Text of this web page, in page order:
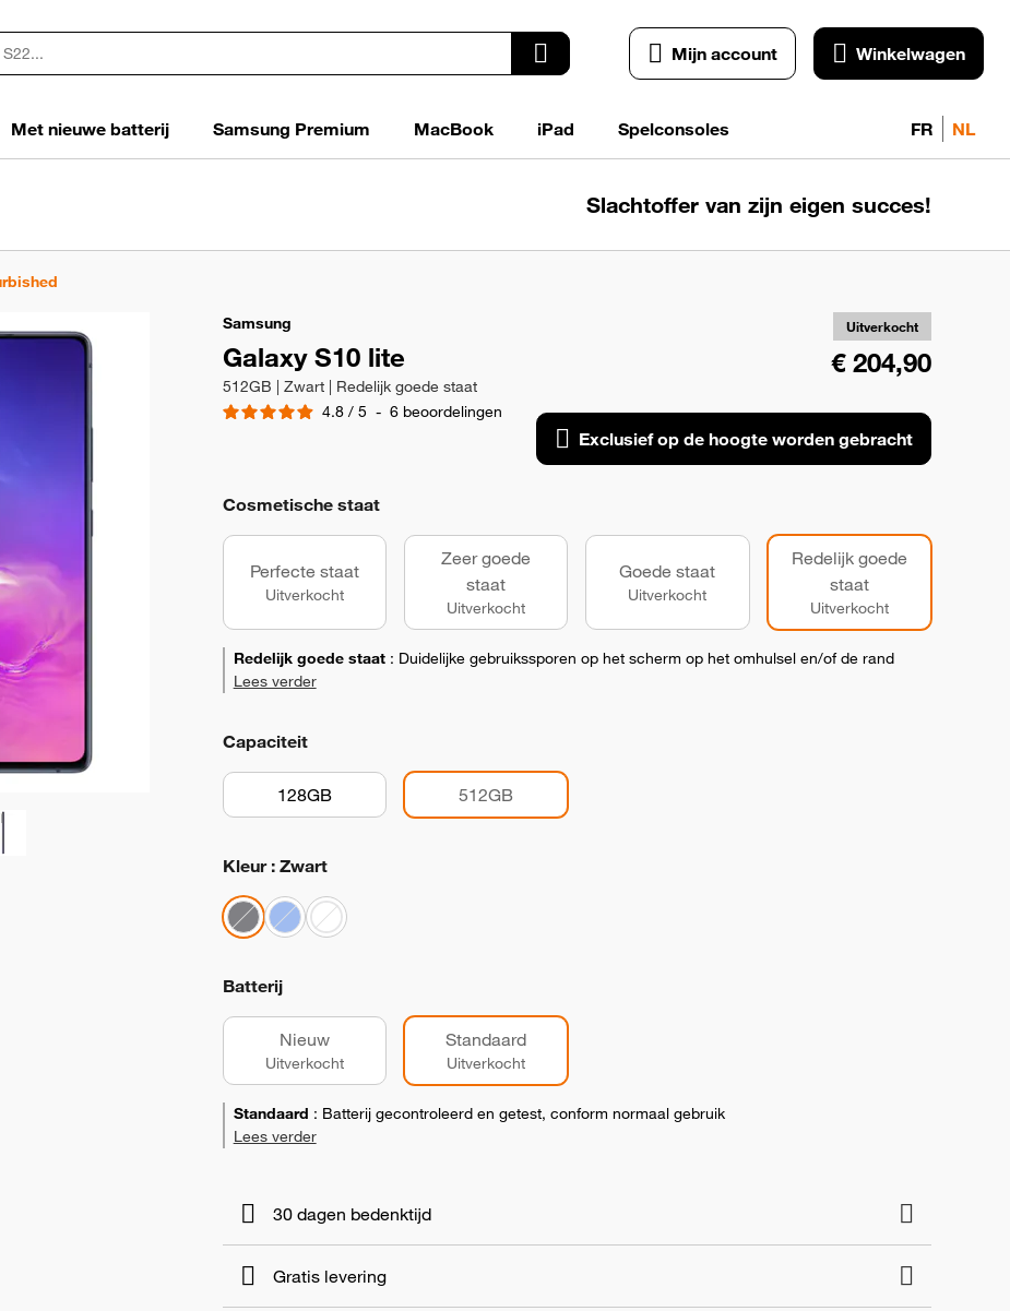
Mijn account Winkelwagen
Met nieuwe batterij Samsung Premium MacBook iPad Spelconsoles FR NL
Slachtoffer van zijn eigen succes!
Samsung
Galaxy S10 lite
512GB | Zwart | Redelijk goede staat
4.8 / 5 - 6 beoordelingen
Uitverkocht
€ 204,90
Exclusief op de hoogte worden gebracht
Cosmetische staat
Perfecte staat
Uitverkocht
Zeer goede
staat
Uitverkocht
Goede staat
Uitverkocht
Redelijk goede
staat
Uitverkocht
Redelijk goede staat: Duidelijke gebruikssporen op het scherm op het omhulsel en/of de rand
Lees verder
Capaciteit
128GB 512GB
Kleur : Zwart
Batterij
Nieuw
Uitverkocht
Standaard
Uitverkocht
Standaard : Batterij gecontroleerd en getest, conform normaal gebruik
Lees verder
30 dagen bedenktijd
Gratis levering